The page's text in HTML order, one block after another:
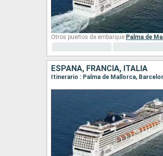
Otros puertos de embarque: Palma de
ESPAÑA, FRANCIA, ITALIA
Itinerario : Palma de Mallorca,